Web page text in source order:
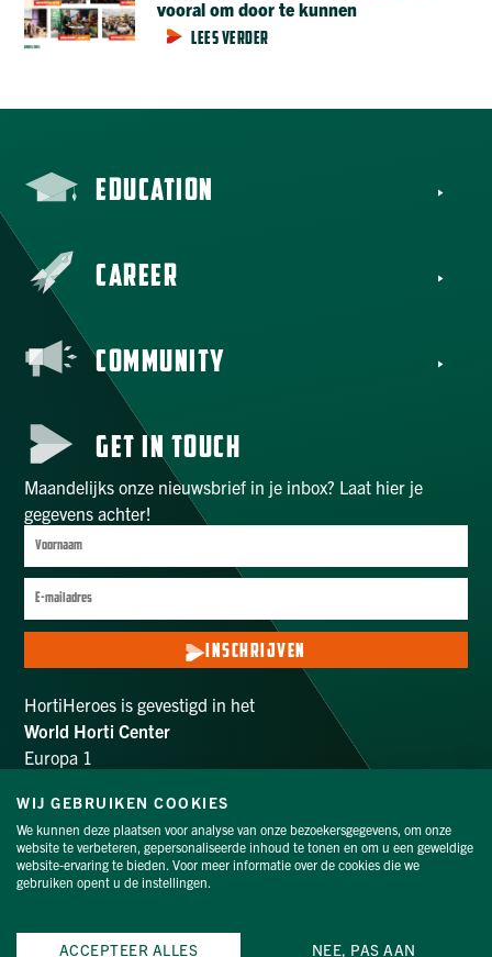
vooral om door te kunnen
LEES VERDER
EDUCATION
CAREER
COMMUNITY
GET IN TOUCH
Maandelijks onze nieuwsbrief in je inbox? Laat hier je
gegevens achter!
INSCHRIJVEN
HortiHeroes is gevestigd in het
World Horti Center
Europa 1
info@hortiheroes.com
VOLG ONS
© HortiHeroes | Website door
WIJ GEBRUIKEN COOKIES
We kunnen deze plaatsen voor analyse van onze bezoekersgegevens, om onze
website te verbeteren, gepersonaliseerde inhoud te tonen en om u een geweldige
website-ervaring te bieden. Voor meer informatie over de cookies die we
gebruiken opent u de instellingen.
ACCEPTEER ALLES NEE, PAS AAN